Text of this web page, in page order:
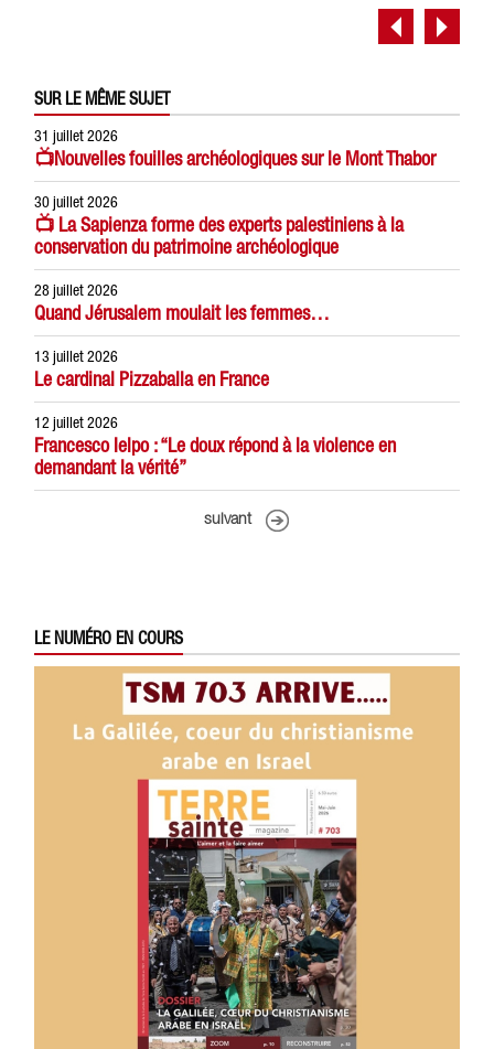
SUR LE MÊME SUJET
31 juillet 2026
📺Nouvelles fouilles archéologiques sur le Mont Thabor
30 juillet 2026
📺 La Sapienza forme des experts palestiniens à la
conservation du patrimoine archéologique
28 juillet 2026
Quand Jérusalem moulait les femmes…
13 juillet 2026
Le cardinal Pizzaballa en France
12 juillet 2026
Francesco Ielpo : “Le doux répond à la violence en
demandant la vérité”
suivant
LE NUMÉRO EN COURS